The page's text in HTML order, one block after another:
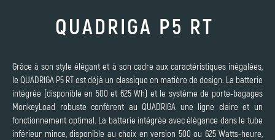
QUADRIGA P5 RT
Grâce à son style élégant et à son cadre aux caractéristiques inégalées,
le QUADRIGA P5 RT est déjà un classique en matière de design. La batterie
intégrée (disponible en 500 et 625 Wh) et le système de porte-bagages
MonkeyLoad robuste confèrent au QUADRIGA une ligne claire et un
fonctionnement optimal. La batterie intégrée avec élégance dans le tube
inférieur mince, disponible au choix en version 500 ou 625 Watts-heure,